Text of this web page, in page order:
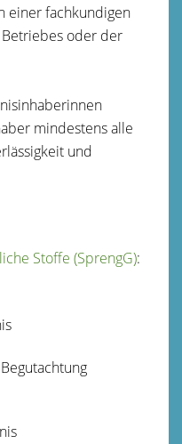
einer fachkundigen
oder der
mindestens alle
und
Stoffe (SprengG):